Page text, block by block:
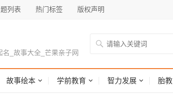
列表 热门标签 版权声明
_故事大全_芒果亲子网
故事绘本 学前教育 智力发展 胎教